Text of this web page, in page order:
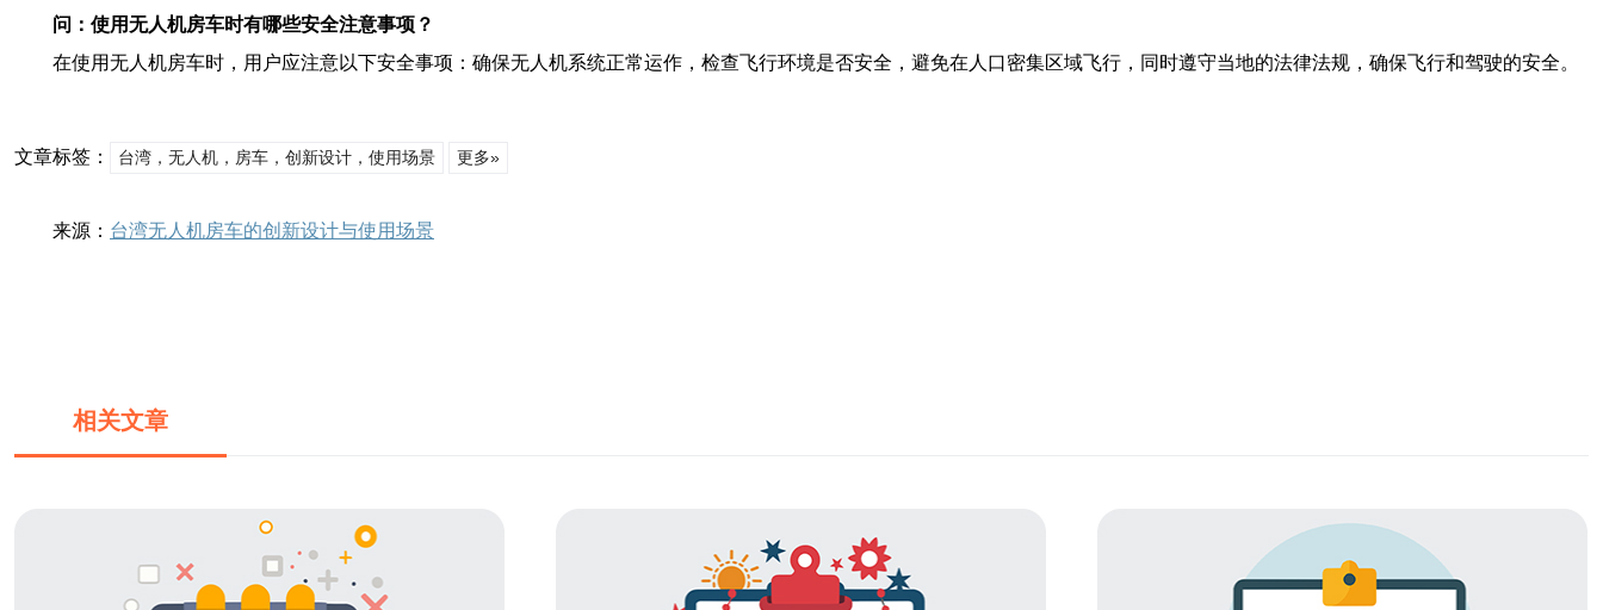
问：使用无人机房车时有哪些安全注意事项？
在使用无人机房车时，用户应注意以下安全事项：确保无人机系统正常运作，检查飞行环境是否安全，避免在人口密集区域飞行，同时遵守当地的法律法规，确保飞行和驾驶的安全。
文章标签： 台湾，无人机，房车，创新设计，使用场景 更多»
来源： 台湾无人机房车的创新设计与使用场景
相关文章